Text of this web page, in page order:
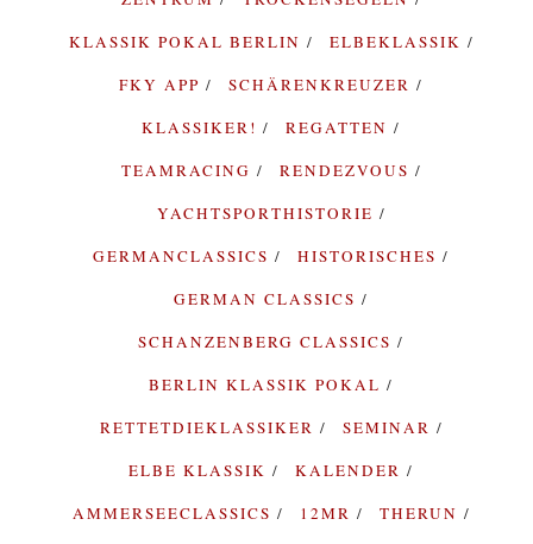
KLASSIK POKAL BERLIN
ELBEKLASSIK
FKY APP
SCHÄRENKREUZER
KLASSIKER!
REGATTEN
TEAMRACING
RENDEZVOUS
YACHTSPORTHISTORIE
GERMANCLASSICS
HISTORISCHES
GERMAN CLASSICS
SCHANZENBERG CLASSICS
BERLIN KLASSIK POKAL
RETTETDIEKLASSIKER
SEMINAR
ELBE KLASSIK
KALENDER
AMMERSEECLASSICS
12MR
THERUN